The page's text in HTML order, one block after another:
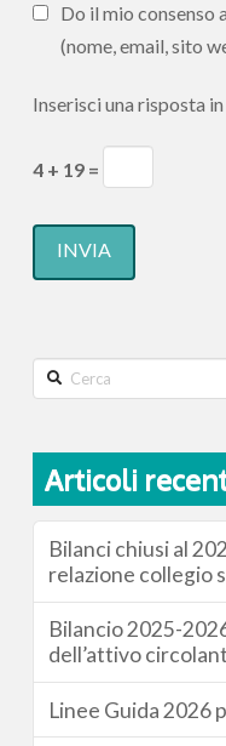
Do il mio consenso
(nome, email, sito
Inserisci una risposta
4 + 19 =
Search
Articoli
Bilanci chiusi al
relazione collegio
Bilancio 2025-
dell’attivo
Linee Guida 2026